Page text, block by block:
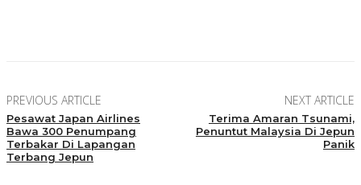
PREVIOUS ARTICLE
Pesawat Japan Airlines
Bawa 300 Penumpang
Terbakar Di Lapangan
Terbang Jepun
NEXT ARTICLE
Terima Amaran Tsunami,
Penuntut Malaysia Di Jepun
Panik